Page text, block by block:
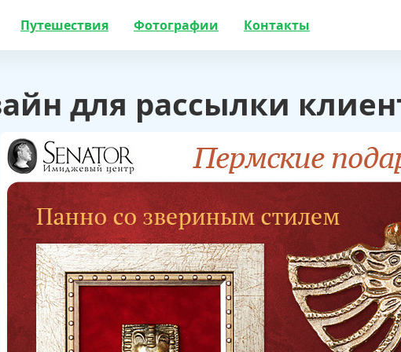
Путешествия Фотографии Контакты
для рассылки